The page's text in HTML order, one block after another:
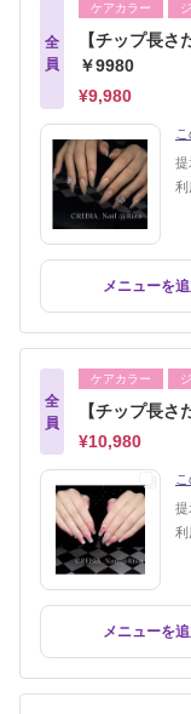
全
員
ケアカラー
【チップ長
￥9980
¥9,980
提
利
メニューを
全
員
ケアカラー
【チップ長
¥10,980
提
利
メニューを